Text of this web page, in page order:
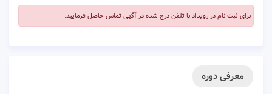
برای ثبت نام در رویداد با تلفن درج شده در آگهی تماس حاصل فرمایید.
معرفی دوره